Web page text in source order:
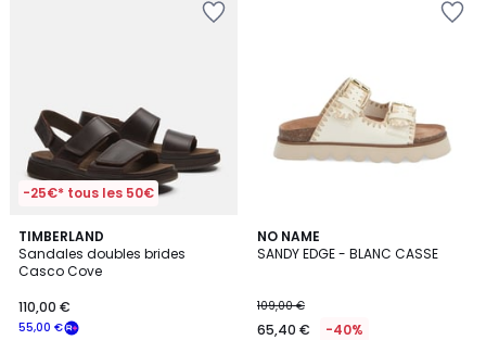
-25€* tous les 50€
TIMBERLAND
Sandales doubles brides
Casco Cove
55,00 €
110,00 €
NO NAME
SANDY EDGE - BLANC CASSE
109,00 €
65,40 € -40%